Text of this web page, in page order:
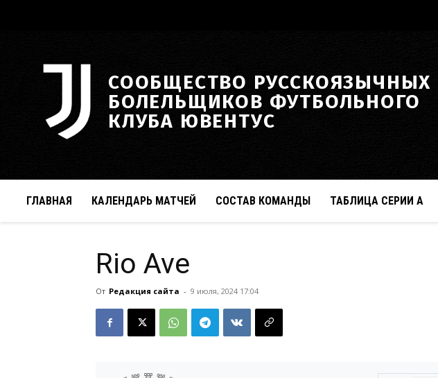
СООБЩЕСТВО РУССКОЯЗЫЧНЫХ
БОЛЕЛЬЩИКОВ ФУТБОЛЬНОГО
КЛУБА ЮВЕНТУС
ГЛАВНАЯ КАЛЕНДАРЬ МАТЧЕЙ СОСТАВ КОМАНДЫ ТАБЛИЦА СЕРИИ А
Rio Ave
От Редакция сайта - 9 июля, 2024 17:04